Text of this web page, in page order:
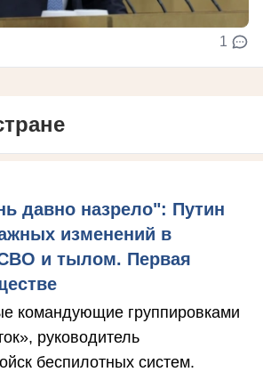
1
давно назрело": Путин
изменений в
и тылом. Первая
командующие группировками
руководитель
беспилотных систем.